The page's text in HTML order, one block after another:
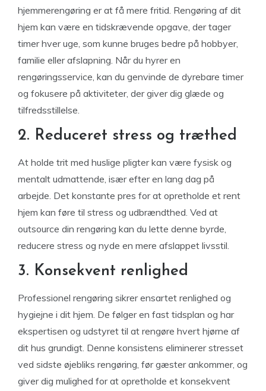
hjemmerengøring er at få mere fritid. Rengøring af dit
hjem kan være en tidskrævende opgave, der tager
timer hver uge, som kunne bruges bedre på hobbyer,
familie eller afslapning. Når du hyrer en
rengøringsservice, kan du genvinde de dyrebare timer
og fokusere på aktiviteter, der giver dig glæde og
tilfredsstillelse.
2. Reduceret stress og træthed
At holde trit med huslige pligter kan være fysisk og
mentalt udmattende, især efter en lang dag på
arbejde. Det konstante pres for at opretholde et rent
hjem kan føre til stress og udbrændthed. Ved at
outsource din rengøring kan du lette denne byrde,
reducere stress og nyde en mere afslappet livsstil.
3. Konsekvent renlighed
Professionel rengøring sikrer ensartet renlighed og
hygiejne i dit hjem. De følger en fast tidsplan og har
ekspertisen og udstyret til at rengøre hvert hjørne af
dit hus grundigt. Denne konsistens eliminerer stresset
ved sidste øjebliks rengøring, før gæster ankommer, og
giver dig mulighed for at opretholde et konsekvent